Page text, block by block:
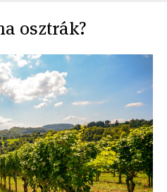
osztrák?